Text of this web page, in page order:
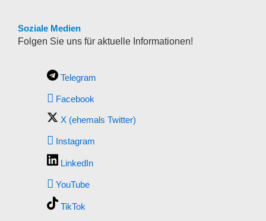
Soziale Medien
Folgen Sie uns für aktuelle Informationen!
Telegram
Facebook
X (ehemals Twitter)
Instagram
LinkedIn
YouTube
TikTok